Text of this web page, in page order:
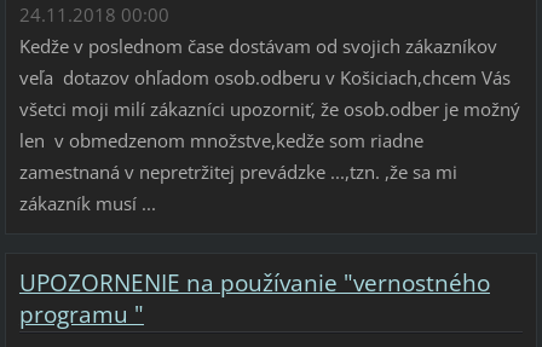
24.11.2018 00:00
Kedže v poslednom čase dostávam od svojich zákazníkov
veľa dotazov ohľadom osob.odberu v Košiciach,chcem Vás
všetci moji milí zákazníci upozorniť, že osob.odber je možný
len v obmedzenom množstve,kedže som riadne
zamestnaná v nepretržitej prevádzke ...,tzn. ,že sa mi
zákazník musí ...
UPOZORNENIE na používanie "vernostného
programu "